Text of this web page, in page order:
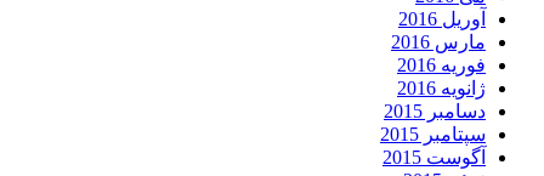
آوریل 2016
مارس 2016
فوریه 2016
ژانویه 2016
دسامبر 2015
سپتامبر 2015
آگوست 2015